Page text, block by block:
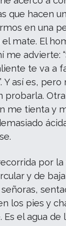
que hacen
en una
el mate. El
me advierte:
te va a
Y así es, pero
probarla.
me tienta y
por
y de
los pies y
el agua de